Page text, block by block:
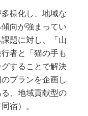
様化し、地域な
向が強まってい
題に対し、「山
者と「猫の手も
することで解決
プランを企画し
、地域貢献型の
宿）。